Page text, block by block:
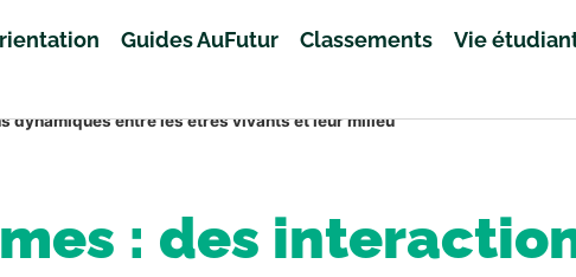
Guides AuFutur Classements Vie
dynamiques entre les êtres vivants et leur milieu
: des